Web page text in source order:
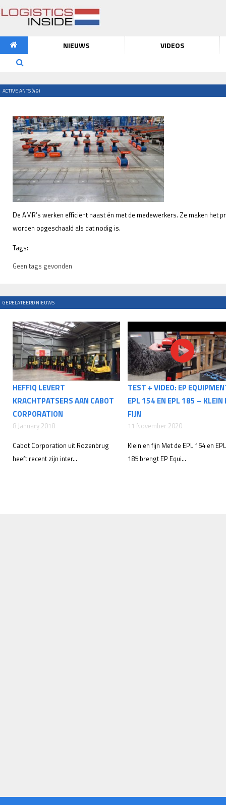
NIEUWS VIDEOS
ACTIVE ANTS (49)
De AMR’s werken efficiënt naast én met de medewerkers. Ze maken het
worden opgeschaald als dat nodig is.
Tags:
Geen tags gevonden
GERELATEERD NIEUWS
HEFFIQ LEVERT
KRACHTPATSERS AAN CABOT
CORPORATION
8 January 2018
Cabot Corporation uit Rozenbrug
heeft recent zijn inter...
TEST + VIDEO: EP
EPL 154 EN EPL 185 – KLEIN
FIJN
11 November 2020
Klein en fijn Met de EPL 154 en EPL
185 brengt EP Equi...